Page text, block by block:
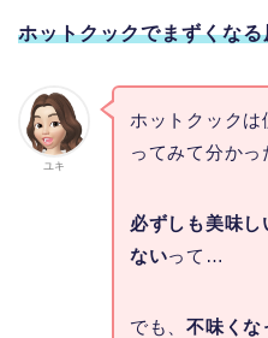
ホットクックでまずくな
ユキ
ホットクック
ってみて分かっ
必ずしも美味
ないって…
でも、不味くな